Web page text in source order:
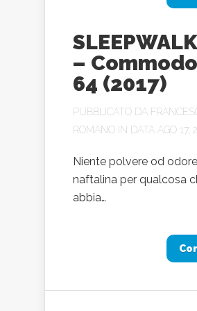
–
64 (2017)
PUBBLICATO DA
ROMANO IN DATA AGO 17,
Niente polvere od
naftalina per qualcosa
abbia…